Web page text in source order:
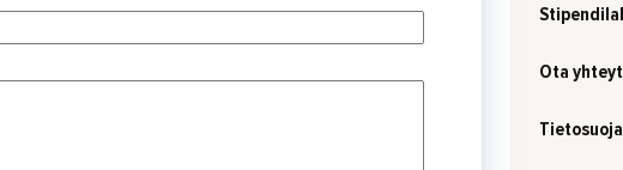
Ota
Tietosuoja